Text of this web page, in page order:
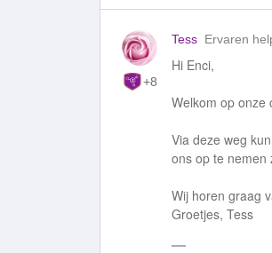
+8
Tess Ervaren
Hi Enci,
Welkom op onze
Via deze weg
ons op te nemen
Wij horen graag
Groetjes, Tess